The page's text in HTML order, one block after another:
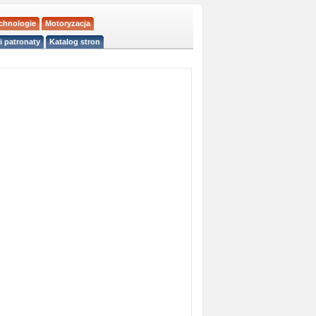
Motoryzacja
patronaty Katalog stron